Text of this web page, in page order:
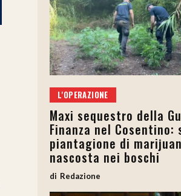
L'OPERAZIONE
Maxi sequestro della
Finanza nel Cosentino:
piantagione di
nascosta nei boschi
Redazione